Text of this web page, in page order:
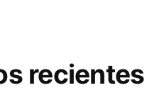
recientes